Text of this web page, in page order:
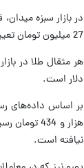
27 میلیون تومان تعیین شده است و به فروش می‌رسد.
دلار است.
هزار و
نیافته است.